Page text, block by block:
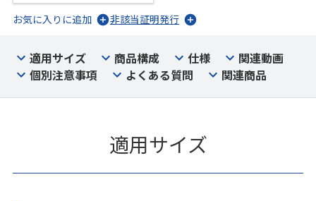
お気に入りに追加
非該当証明発行
適用サイズ 商品構成 仕様
関連動画
個別注意事項
よくある質問 関連商品
適用サイズ